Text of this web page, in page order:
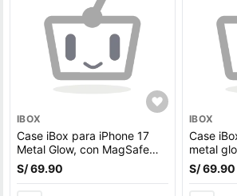
IBOX
Case iBox para iPhone 17
Metal Glow, con MagSafe
para carga inalámbrica,
soporte en cámara, negro
S/ 69.90
IBOX
Case
metal
para
soporte
S/ 69.90